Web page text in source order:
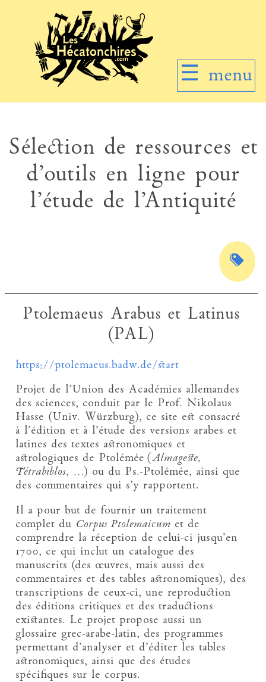
☰ menu
Sélection de ressources et
d’outils en ligne pour
l’étude de l’Antiquité
Ptolemaeus Arabus et Latinus
(PAL)
https://ptolemaeus.badw.de/start
Projet de l’Union des Académies allemandes
des sciences, conduit par le Prof. Nikolaus
Hasse (Univ. Würzburg), ce site est consacré
à l’édition et à l’étude des versions arabes et
latines des textes astronomiques et
astrologiques de Ptolémée (Almageste,
Tétrabiblos, …) ou du Ps.-Ptolémée, ainsi que
des commentaires qui s’y rapportent.
Il a pour but de fournir un traitement
complet du Corpus Ptolemaicum et de
comprendre la réception de celui-ci jusqu’en
1700, ce qui inclut un catalogue des
manuscrits (des œuvres, mais aussi des
commentaires et des tables astronomiques), des
transcriptions de ceux-ci, une reproduction
des éditions critiques et des traductions
existantes. Le projet propose aussi un
glossaire grec-arabe-latin, des programmes
permettant d’analyser et d’éditer les tables
astronomiques, ainsi que des études
spécifiques sur le corpus.